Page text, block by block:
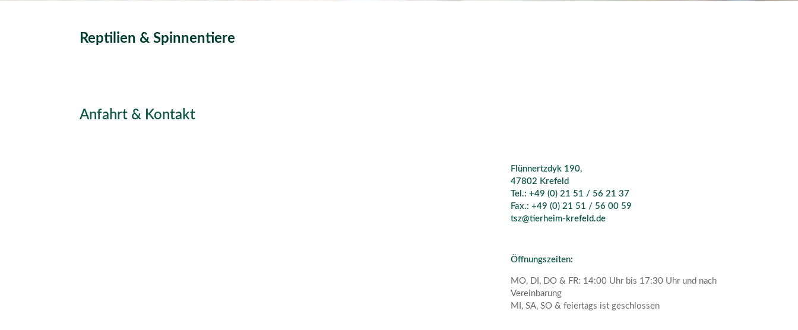
Reptilien & Spinnentiere
Anfahrt & Kontakt
Flünnertzdyk 190,
47802 Krefeld
Tel.: +49 (0) 21 51 / 56 21 37
Fax.: +49 (0) 21 51 / 56 00 59
tsz@tierheim-krefeld.de
Öffnungszeiten:
MO, DI, DO & FR: 14:00 Uhr bis 17:30 Uhr und nach
Vereinbarung
MI, SA, SO & feiertags ist geschlossen